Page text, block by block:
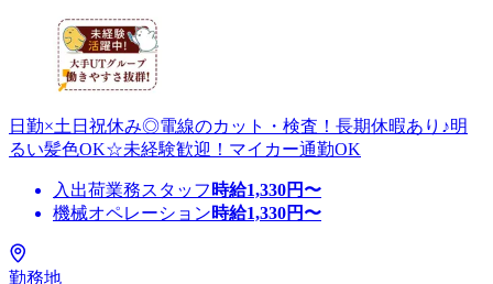
日勤×土日祝休み◎電線のカット・検査！長期休暇あり♪明
るい髪色OK☆未経験歓迎！マイカー通勤OK
入出荷業務スタッフ 時給1,330円〜
機械オペレーション時給1,330円〜
勤務地